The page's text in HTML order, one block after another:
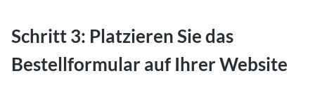
Schritt 3: Platzieren Sie das
Bestellformular auf Ihrer Website